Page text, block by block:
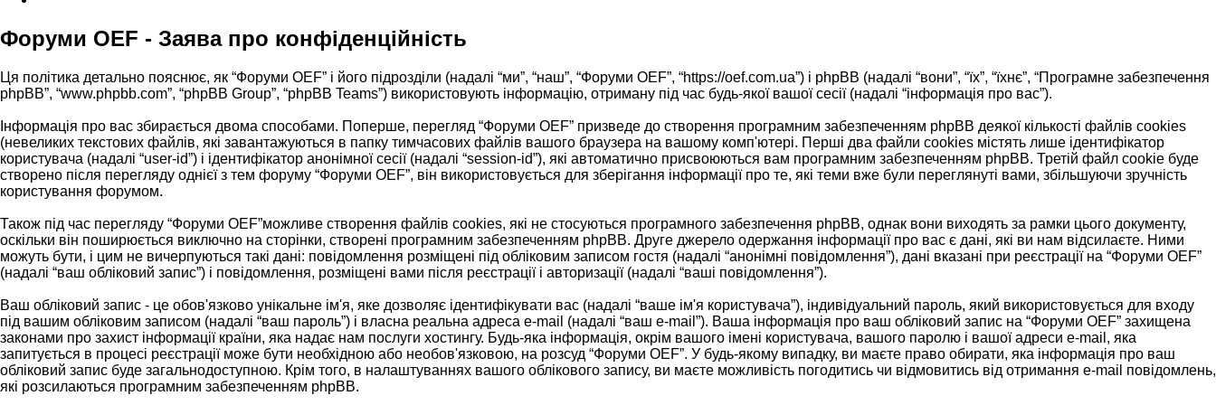
Форуми OEF - Заява про конфіденційність
Ця політика детально пояснює, як “Форуми OEF” і його підрозділи (надалі “ми”, “наш”, “Форуми OEF”, “https://oef.com.ua”) і phpBB (надалі “вони”, “їх”, “їхнє”, “Програмне забезпечення
phpBB”, “www.phpbb.com”, “phpBB Group”, “phpBB Teams”) використовують інформацію, отриману під час будь-якої вашої сесії (надалі “інформація про вас”).
Інформація про вас збирається двома способами. Поперше, перегляд “Форуми OEF” призведе до створення програмним забезпеченням phpBB деякої кількості файлів cookies
(невеликих текстових файлів, які завантажуються в папку тимчасових файлів вашого браузера на вашому комп'ютері. Перші два файли cookies містять лише ідентифікатор
користувача (надалі “user-id”) і ідентифікатор анонімної сесії (надалі “session-id”), які автоматично присвоюються вам програмним забезпеченням phpBB. Третій файл cookie буде
створено після перегляду однієї з тем форуму “Форуми OEF”, він використовується для зберігання інформації про те, які теми вже були переглянуті вами, збільшуючи зручність
користування форумом.
Також під час перегляду “Форуми OEF”можливе створення файлів cookies, які не стосуються програмного забезпечення phpBB, однак вони виходять за рамки цього документу,
оскільки він поширюється виключно на сторінки, створені програмним забезпеченням phpBB. Друге джерело одержання інформації про вас є дані, які ви нам відсилаєте. Ними
можуть бути, і цим не вичерпуються такі дані: повідомлення розміщені під обліковим записом гостя (надалі “анонімні повідомлення”), дані вказані при реєстрації на “Форуми OEF”
(надалі “ваш обліковий запис”) і повідомлення, розміщені вами після реєстрації і авторизації (надалі “ваші повідомлення”).
Ваш обліковий запис - це обов'язково унікальне ім'я, яке дозволяє ідентифікувати вас (надалі “ваше ім'я користувача”), індивідуальний пароль, який використовується для входу
під вашим обліковим записом (надалі “ваш пароль”) і власна реальна адреса e-mail (надалі “ваш e-mail”). Ваша інформація про ваш обліковий запис на “Форуми OEF” захищена
законами про захист інформації країни, яка надає нам послуги хостингу. Будь-яка інформація, окрім вашого імені користувача, вашого паролю і вашої адреси e-mail, яка
запитується в процесі реєстрації може бути необхідною або необов'язковою, на розсуд “Форуми OEF”. У будь-якому випадку, ви маєте право обирати, яка інформація про ваш
обліковий запис буде загальнодоступною. Крім того, в налаштуваннях вашого облікового запису, ви маєте можливість погодитись чи відмовитись від отримання e-mail повідомлень,
які розсилаються програмним забезпеченням phpBB.